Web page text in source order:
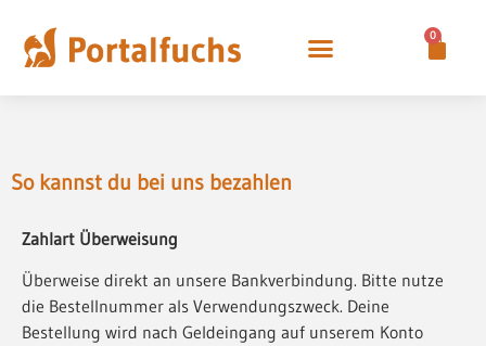
0
So kannst du bei uns bezahlen
Zahlart Überweisung
Überweise direkt an unsere Bankverbindung. Bitte nutze
die Bestellnummer als Verwendungszweck. Deine
Bestellung wird nach Geldeingang auf unserem Konto